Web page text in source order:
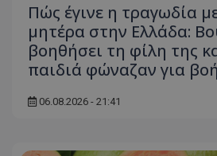
Πώς έγινε η τραγωδία
μητέρα στην Ελλάδα:
βοηθήσει τη φίλη της
παιδιά φώναζαν για
06.08.2026 - 21:41